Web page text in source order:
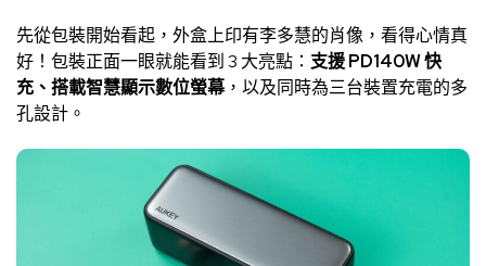
先從包裝開始看起，外盒上印有李多慧的肖像，看得心情真
好！包裝正面一眼就能看到 3 大亮點： 支援 PD140W 快
充、搭載智慧顯示數位螢幕，以及同時為三台裝置充電的多
孔設計。